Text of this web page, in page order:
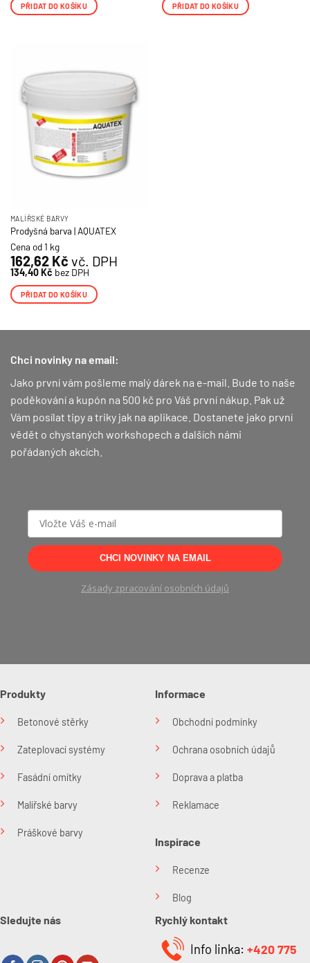
PŘIDAT DO KOŠÍKU PŘIDAT DO KOŠÍKU
MALÍŘSKÉ BARVY
Prodyšná barva | AQUATEX
Cena od 1 kg
162,62 Kč vč. DPH
134,40Kč bez DPH
PŘIDAT DO KOŠÍKU
Chci novinky na email:
Jako první vám pošleme malý dárek na e-mail. Bude to naše
poděkování a kupón na 500 kč pro Váš první nákup. Pak už
Vám posílat tipy a triky jak na aplikace. Dostanete jako první
vědět o chystaných workshopech a dalších námi
pořádaných akcích.
CHCI NOVINKY NA EMAIL
Zásady zpracování osobních údajů
Produkty
Betonové stěrky
Zateplovací systémy
Fasádní omítky
Malířské barvy
Práškové barvy
Informace
Obchodní podmínky
Ochrana osobních údajů
Doprava a platba
Reklamace
Inspirace
Recenze
Blog
Sledujte nás Rychlý kontakt
Info linka: +420 775